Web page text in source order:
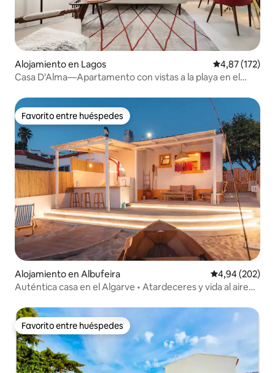
Alojamiento en Lagos Calificación
4,87 (172)
Casa D'Alma—Apartamento con vistas a la playa en el
Favorito entre huéspedes
Favorito entre huéspedes
Alojamiento en Albufeira Calificación
4,94 (202)
Auténtica casa en el Algarve • Atardeceres y vida al aire
Favorito entre huéspedes
Favorito entre huéspedes